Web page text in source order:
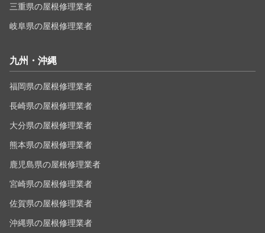
三重県の屋根修理業者
岐阜県の屋根修理業者
九州・沖縄
福岡県の屋根修理業者
長崎県の屋根修理業者
大分県の屋根修理業者
熊本県の屋根修理業者
鹿児島県の屋根修理業者
宮崎県の屋根修理業者
佐賀県の屋根修理業者
沖縄県の屋根修理業者